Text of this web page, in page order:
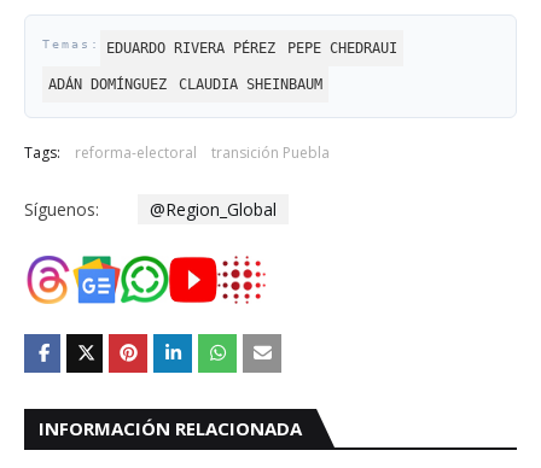
EDUARDO RIVERA PÉREZ PEPE CHEDRAUI
ADÁN DOMÍNGUEZ CLAUDIA SHEINBAUM
Tags: reforma-electoral transición Puebla
Síguenos: @Region_Global
INFORMACIÓN RELACIONADA